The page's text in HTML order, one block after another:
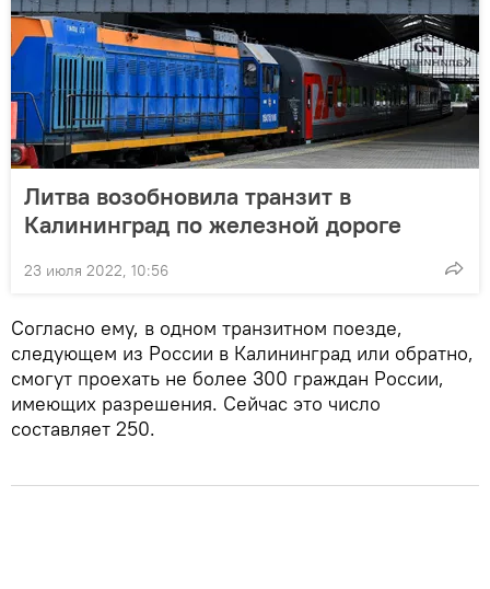
Литва возобновила транзит в
Калининград по железной дороге
23 июля 2022, 10:56
Согласно ему, в одном транзитном поезде,
следующем из России в Калининград или обратно,
смогут проехать не более 300 граждан России,
имеющих разрешения. Сейчас это число
составляет 250.